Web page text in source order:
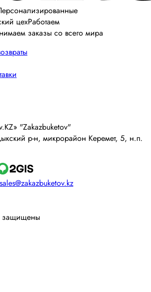
цехРаботаем
заказы со всего мира
"Zakazbuketov"
р-н, микрорайон Керемет, 5, н.п.
sales@zakazbuketov.kz
защищены